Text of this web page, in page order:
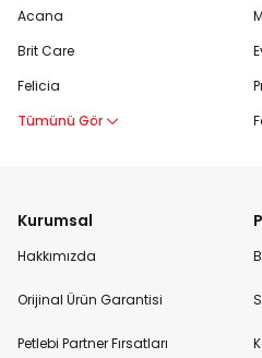
Acana
Brit Care
Felicia
Tümünü Gör
Kurumsal
Hakkımızda
Orijinal Ürün Garantisi
Petlebi Partner Fırsatları